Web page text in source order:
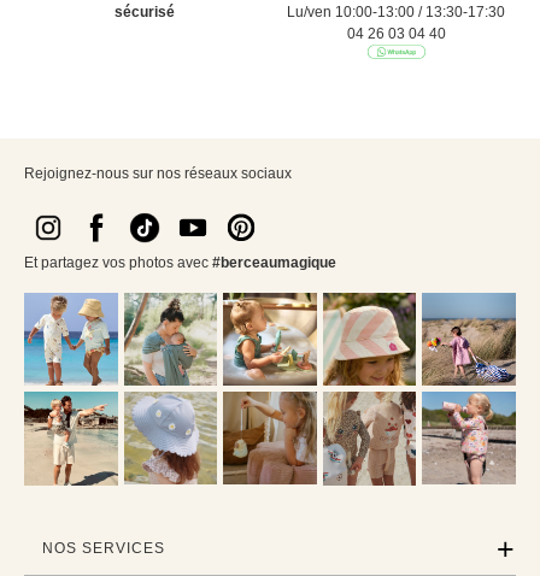
sécurisé
Lu/ven 10:00-13:00 / 13:30-17:30
04 26 03 04 40
Rejoignez-nous sur nos réseaux sociaux
Et partagez vos photos avec #berceaumagique
NOS SERVICES